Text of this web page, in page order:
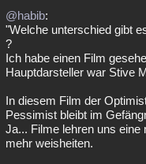
@habib:
"Welche unterschied gibt
?
Ich habe einen Film
Hauptdarsteller war Stive
In diesem Film der
Pessimist bleibt im
Ja... Filme lehren uns
mehr weisheiten.